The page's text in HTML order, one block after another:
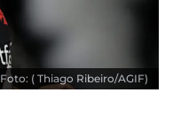
Foto: ( Thiago Ribeiro/AGIF)